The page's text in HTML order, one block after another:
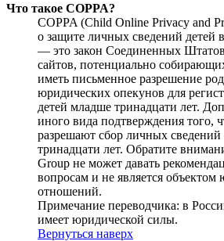
Что такое COPPA?
COPPA (Child Online Privacy and
о защите личных сведений детей
— это закон Соединенных
сайтов, потенциально
иметь письменное разрешение
юридических опекунов для
детей младше тринадцати лет.
иного вида подтверждения того,
разрешают сбор личных сведений
тринадцати лет. Обратите
Group не может давать
вопросам и не является объектом
отношений.
Примечание переводчика: в
имеет юридической силы.
Вернуться наверх